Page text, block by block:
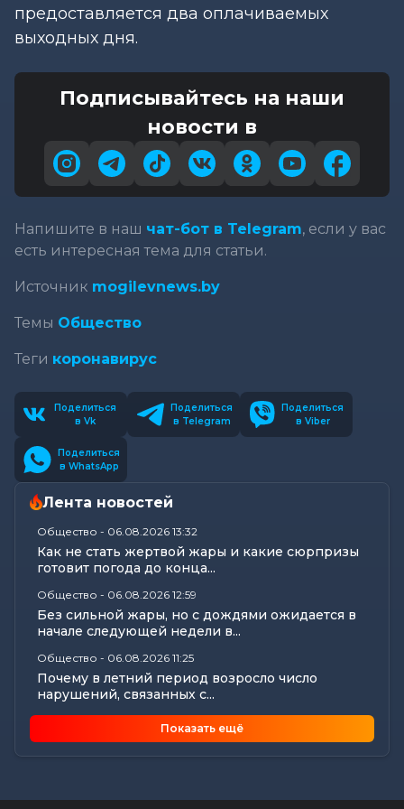
предоставляется два оплачиваемых
выходных дня.
Подписывайтесь на наши
новости в
Напишите в наш чат-бот в Telegram, если у вас
есть интересная тема для статьи.
Источник mogilevnews.by
Темы Общество
Теги коронавирус
Поделиться
в Vk
Поделиться
в Telegram
Поделиться
в Viber
Поделиться
в WhatsApp
Лента новостей
Общество - 06.08.2026 13:32
Как не стать жертвой жары и какие сюрпризы
готовит погода до конца...
Общество - 06.08.2026 12:59
Без сильной жары, но с дождями ожидается в
начале следующей недели в...
Общество - 06.08.2026 11:25
Почему в летний период возросло число
нарушений, связанных с...
Огнестрельная семейная реликвия
бобруйчанина привлекла внимание...
«Ты не выдержишь», — сказали ей. А она
Показать ещё